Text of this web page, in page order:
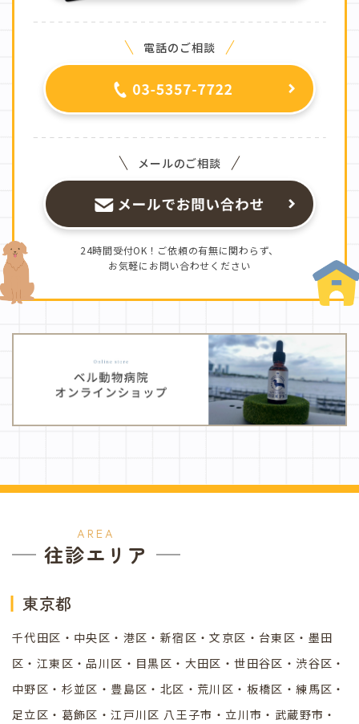
電話のご相談
メールのご相談
24時間受付OK！ご依頼の有無に関わらず、
お気軽にお問い合わせください
AREA
往診エリア
東京都
千代田区・中央区・港区・新宿区・文京区・台東区・墨田
区・江東区・品川区・目黒区・大田区・世田谷区・渋谷区・
中野区・杉並区・豊島区・北区・荒川区・板橋区・練馬区・
足立区・葛飾区・江戸川区 八王子市・立川市・武蔵野市・